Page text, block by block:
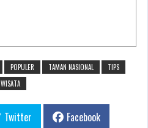
POPULER TAMAN NASIONAL
TIPS
WISATA
Twitter
Facebook